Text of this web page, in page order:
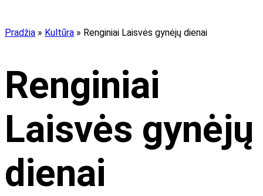
Pradžia » Kultūra » Renginiai Laisvės gynėjų dienai
Renginiai
Laisvės gynėjų
dienai